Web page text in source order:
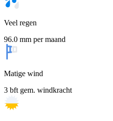
Veel regen
96.0 mm per maand
Matige wind
3 bft gem. windkracht